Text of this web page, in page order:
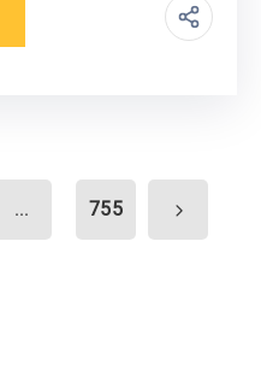
... 755